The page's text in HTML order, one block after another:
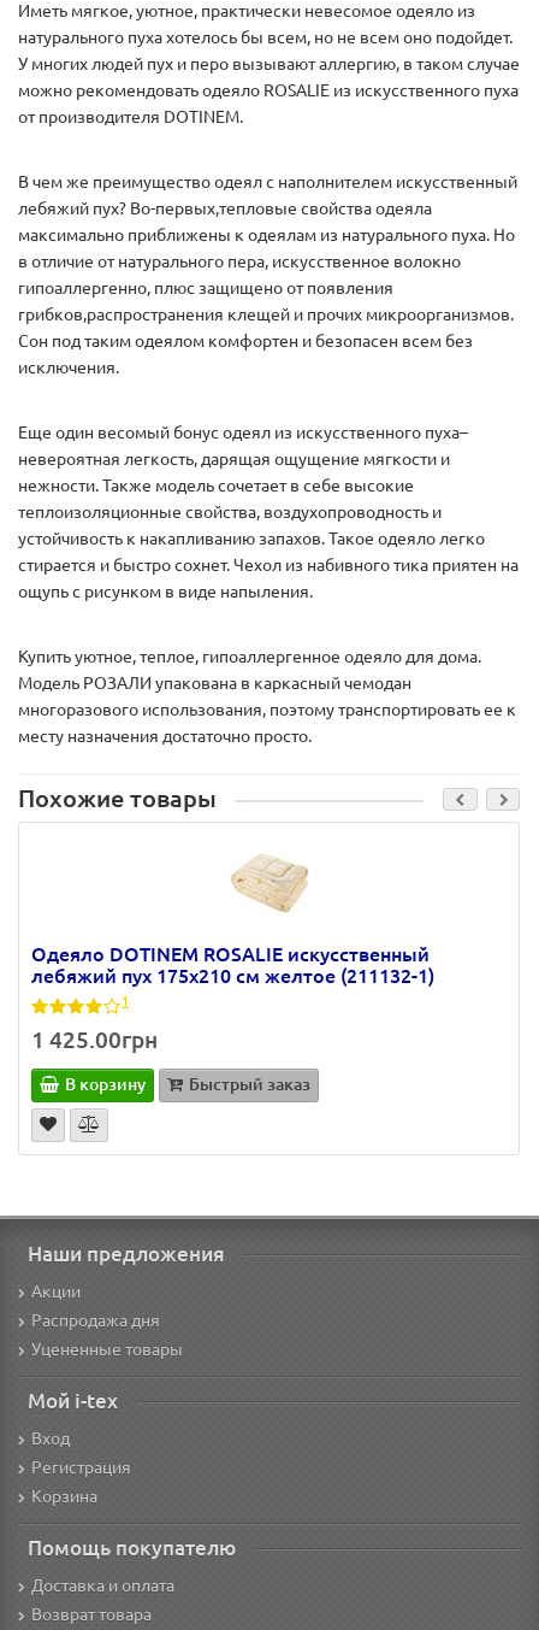
Иметь мягкое, уютное, практически невесомое одеяло из
натурального пуха хотелось бы всем, но не всем оно подойдет.
У многих людей пух и перо вызывают аллергию, в таком случае
можно рекомендовать одеяло ROSALIE из искусственного пуха
от производителя DOTINEM.
В чем же преимущество одеял с наполнителем искусственный
лебяжий пух? Во-первых,тепловые свойства одеяла
максимально приближены к одеялам из натурального пуха. Но
в отличие от натурального пера, искусственное волокно
гипоаллергенно, плюс защищено от появления
грибков,распространения клещей и прочих микроорганизмов.
Сон под таким одеялом комфортен и безопасен всем без
исключения.
Еще один весомый бонус одеял из искусственного пуха–
невероятная легкость, дарящая ощущение мягкости и
нежности. Также модель сочетает в себе высокие
теплоизоляционные свойства, воздухопроводность и
устойчивость к накапливанию запахов. Такое одеяло легко
стирается и быстро сохнет. Чехол из набивного тика приятен на
ощупь с рисунком в виде напыления.
Купить уютное, теплое, гипоаллергенное одеяло для дома.
Модель РОЗАЛИ упакована в каркасный чемодан
многоразового использования, поэтому транспортировать ее к
месту назначения достаточно просто.
Похожие товары
Одеяло DOTINEM ROSALIE искусственный
лебяжий пух 175х210 см желтое (211132-1)
1
1 425.00грн
В корзину Быстрый заказ
Наши предложения
Акции
Распродажа дня
Уцененные товары
Мой i-tex
Вход
Регистрация
Корзина
Помощь покупателю
Доставка и оплата
Возврат товара